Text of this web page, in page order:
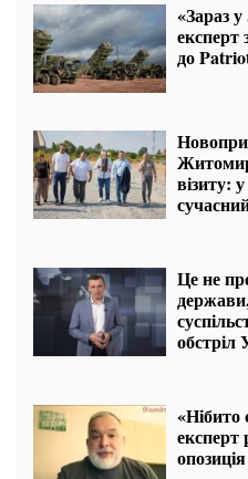
«Зараз у
експерт
до
візиту:
Це не
обстріл
«Нібито
експерт